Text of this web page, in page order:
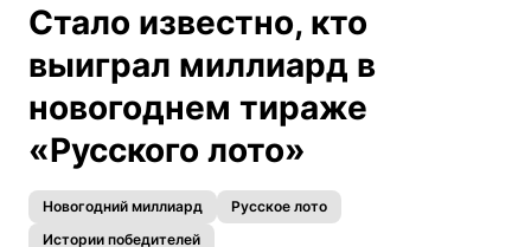
Стало известно, кто
выиграл миллиард в
новогоднем тираже
«Русского лото»
Новогодний миллиард
Русское лото
Истории победителей